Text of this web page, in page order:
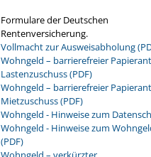
Formulare der Deutschen
Rentenversicherung.
Vollmacht zur Ausweisabholung
Wohngeld – barrierefreier
Lastenzuschuss (PDF)
Wohngeld – barrierefreier
Mietzuschuss (PDF)
Wohngeld - Hinweise zum
Wohngeld - Hinweise zum
(PDF)